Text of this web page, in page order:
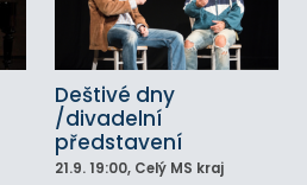
Deštivé dny
/divadelní
představení
21.9. 19:00, Celý MS kraj